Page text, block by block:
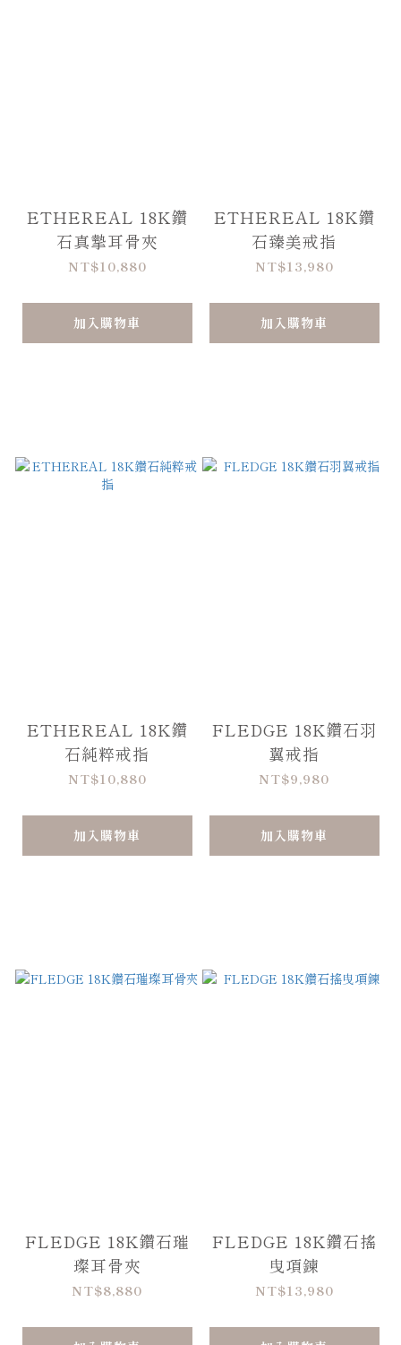
ETHEREAL 18K鑽
石真摯耳骨夾
NT$10,880
加入購物車
ETHEREAL 18K鑽
石臻美戒指
NT$13,980
加入購物車
ETHEREAL 18K鑽
石純粹戒指
NT$10,880
加入購物車
FLEDGE 18K鑽石羽
翼戒指
NT$9,980
加入購物車
FLEDGE 18K鑽石璀
璨耳骨夾
NT$8,880
FLEDGE 18K鑽石搖
曳項鍊
NT$13,980